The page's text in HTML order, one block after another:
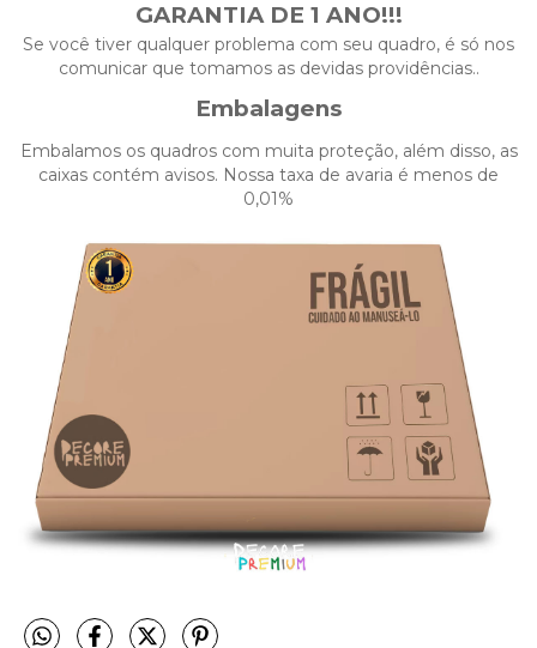
GARANTIA DE 1 ANO!!!
Se você tiver qualquer problema com seu quadro, é só nos
comunicar que tomamos as devidas providências..
Embalagens
Embalamos os quadros com muita proteção, além disso, as
caixas contém avisos. Nossa taxa de avaria é menos de
0,01%